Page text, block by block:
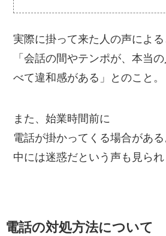
実際に掛って来た人の声による
「会話の間やテンポが、本当
べて違和感がある」とのこと。
また、始業時間前に
電話が掛かってくる場合がある
中には迷惑だという声も見られ
電話の対処方法について